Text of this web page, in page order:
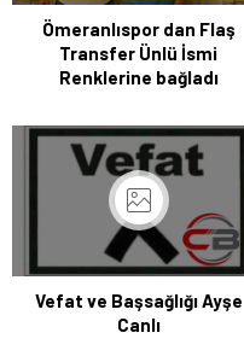
Ömeranlıspor dan Flaş
Transfer Ünlü İsmi
Renklerine bağladı
Vefat ve Başsağlığı Ayşe
Canlı